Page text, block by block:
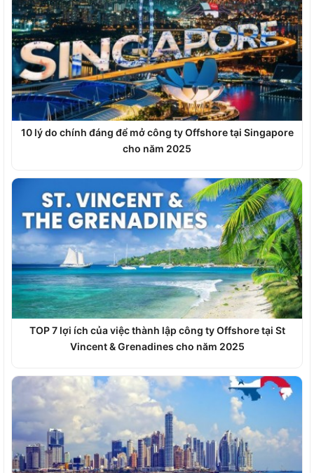
10 lý do chính đáng để mở công ty Offshore tại Singapore
cho năm 2025
TOP 7 lợi ích của việc thành lập công ty Offshore tại St
Vincent & Grenadines cho năm 2025